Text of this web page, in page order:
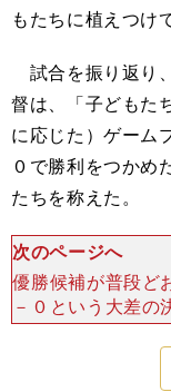
もたちに植えつけ
試合を振り返り
督は、「子どもた
に応じた）ゲーム
０で勝利をつかめ
たちを称えた。
次のページへ
優勝候補が普段ど
－０という大差の
なかったのだろ
り"は、試合後も